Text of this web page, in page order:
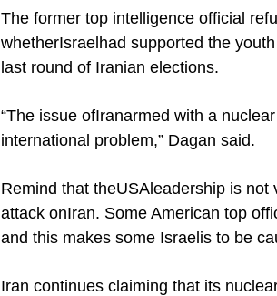
The former top intelligence official
whetherIsrael had supported the
last round of Iranian elections.
“The issue ofIranarmed with a
international problem,” Dagan said.
Remind that theUSA leadership is not
attack onIran. Some American top
and this makes some Israelis to be
Iran continues claiming that its